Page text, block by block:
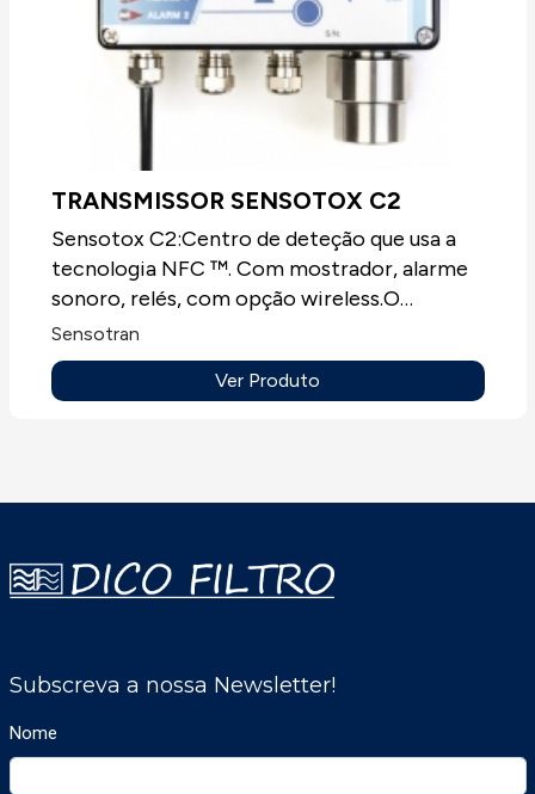
TRANSMISSOR SENSOTOX C2
Sensotox C2:Centro de deteção que usa a
tecnologia NFC ™. Com mostrador, alarme
sonoro, relés, com opção wireless.O
Sensotox C2 pode usar uma ampla variedade
de tipos de sensores para obter uma ampla
variedade de configurações, permitindo a
podemos escolher eletroquímicos para
infravermelho para gases inflamáveis,
infravermelho para CO2 e PID para
20mA para conectar-se a sistemas externos,
permitir a conexão de vários quadros de
Sensotran
Ver Produto